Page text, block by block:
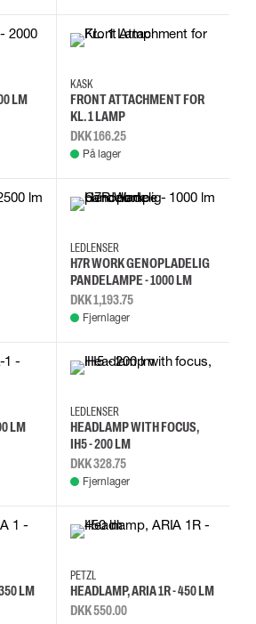
LM
KASK
FRONT ATTACHMENT FOR
KL. 1 LAMP
DKK 166.25
På lager
LEDLENSER
H7R WORK GENOPLADELIG
PANDELAMPE - 1000 LM
DKK 1,193.75
Fjernlager
LM
LEDLENSER
HEADLAMP WITH FOCUS,
IH5 - 200 LM
DKK 328.75
Fjernlager
LM
PETZL
HEADLAMP, ARIA 1R - 450 LM
DKK 550.00